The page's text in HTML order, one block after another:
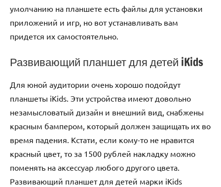
умолчанию на планшете есть файлы для установки
приложений и игр, но вот устанавливать вам
придется их самостоятельно.
Развивающий планшет для детей iKids
Для юной аудитории очень хорошо подойдут
планшеты iKids. Эти устройства имеют довольно
незамысловатый дизайн и внешний вид, снабжены
красным бампером, который должен защищать их во
время падения. Кстати, если кому-то не нравится
красный цвет, то за 1500 рублей накладку можно
поменять на аксессуар любого другого цвета.
Развивающий планшет для детей марки iKids